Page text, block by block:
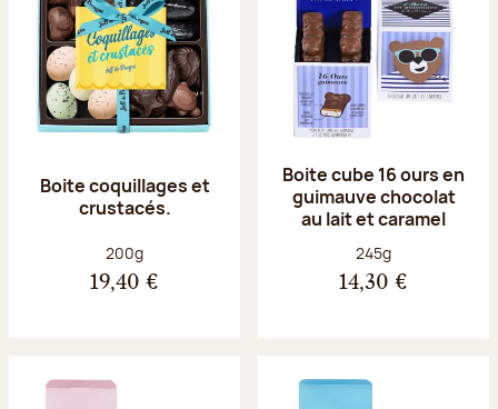
Boite coquillages et
crustacés.
Poids net :
200g
19,40 €
Boite cube 16 ours en
guimauve chocolat
au lait et caramel
Poids net :
245g
14,30 €